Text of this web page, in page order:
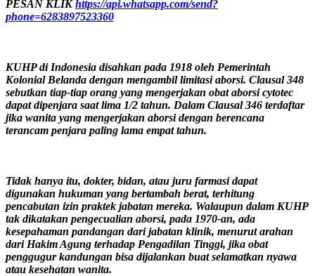
PESAN KLIKhttps://api.whatsapp.com/send?
phone=6283897523360
KUHP di Indonesia disahkan pada 1918 oleh Pemerintah
Kolonial Belanda dengan mengambil limitasi aborsi. Clausal 348
sebutkan tiap-tiap orang yang mengerjakan obat aborsi cytotec
dapat dipenjara saat lima 1/2 tahun. Dalam Clausal 346 terdaftar
jika wanita yang mengerjakan aborsi dengan berencana
terancam penjara paling lama empat tahun.
Tidak hanya itu, dokter, bidan, atau juru farmasi dapat
digunakan hukuman yang bertambah berat, terhitung
pencabutan izin praktek jabatan mereka. Walaupun dalam KUHP
tak dikatakan pengecualian aborsi, pada 1970-an, ada
kesepahaman pandangan dari jabatan klinik, menurut arahan
dari Hakim Agung terhadap Pengadilan Tinggi, jika obat
penggugur kandungan bisa dijalankan buat selamatkan nyawa
atau kesehatan wanita.